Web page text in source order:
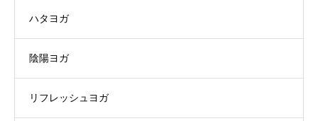
ハタヨガ
陰陽ヨガ
リフレッシュヨガ